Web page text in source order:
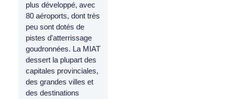
plus développé, avec
80 aéroports, dont très
peu sont dotés de
pistes d'atterrissage
goudronnées. La MIAT
dessert la plupart des
capitales provinciales,
des grandes villes et
des destinations